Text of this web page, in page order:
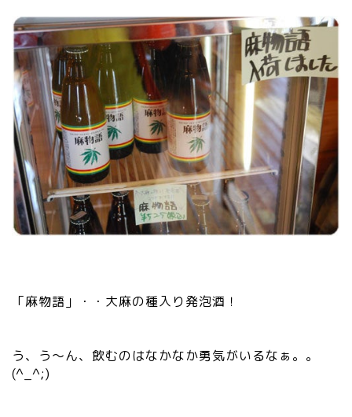
「麻物語」・・大麻の種入り発泡酒！
う、う～ん、飲むのはなかなか勇気がいるなぁ。。
(^_^;)